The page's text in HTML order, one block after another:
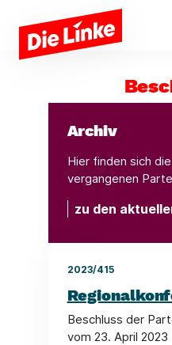
Zum Hauptinhalt springen
Archiv
Hier finden sich
vergangenen
zu den
2023/415
Beschluss der
vom 23. April 2023